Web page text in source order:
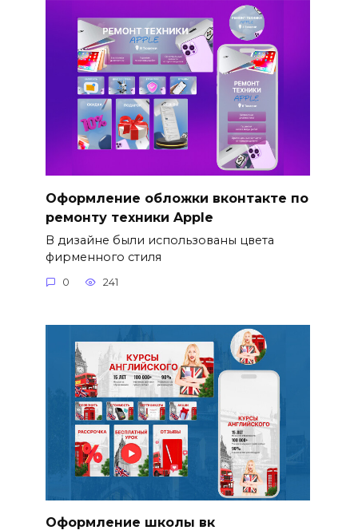
Оформление обложки вконтакте по
ремонту техники Apple
В дизайне были использованы цвета
фирменного стиля
0 241
Оформление школы вк